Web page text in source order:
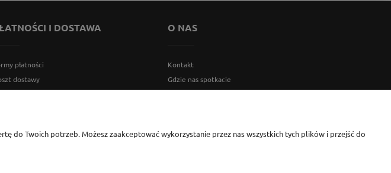
I DOSTAWA
płatności
dostawy
O NAS
Kontakt
Gdzie nas spotkacie
do Twoich potrzeb. Możesz zaakceptować wykorzystanie przez nas wszystkich tych plików i przejść do